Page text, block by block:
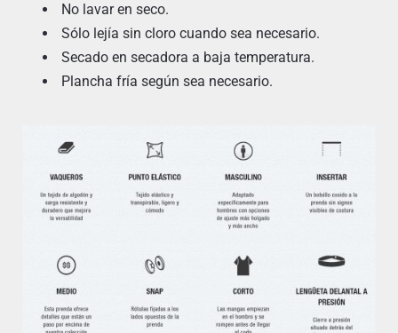
No lavar en seco.
Sólo lejía sin cloro cuando sea necesario.
Secado en secadora a baja temperatura.
Plancha fría según sea necesario.